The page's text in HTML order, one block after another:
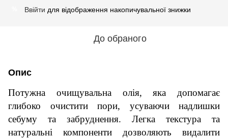
Ввійти для відображення накопичувальної знижки
До обраного
Опис
Потужна очищувальна олія, яка допомагає
глибоко очистити пори, усуваючи надлишки
себуму та забруднення. Легка текстура та
натуральні компоненти дозволяють видалити